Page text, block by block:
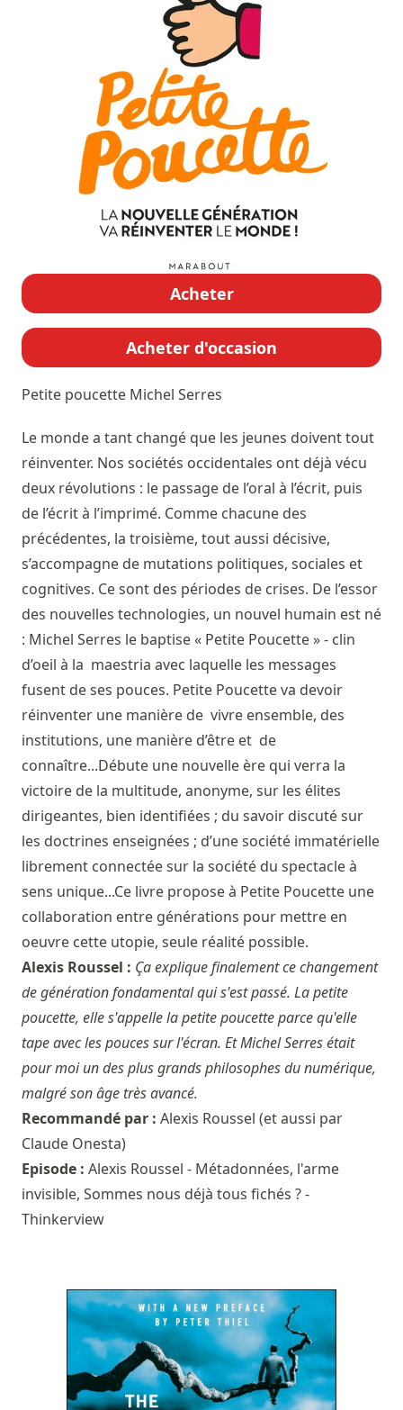
Acheter
Acheter d'occasion
Petite poucette Michel Serres
Le monde a tant changé que les jeunes doivent tout
réinventer. Nos sociétés occidentales ont déjà vécu
deux révolutions : le passage de l’oral à l’écrit, puis
de l’écrit à l’imprimé. Comme chacune des
précédentes, la troisième, tout aussi décisive,
s’accompagne de mutations politiques, sociales et
cognitives. Ce sont des périodes de crises. De l’essor
des nouvelles technologies, un nouvel humain est né
: Michel Serres le baptise « Petite Poucette » - clin
d’oeil à la maestria avec laquelle les messages
fusent de ses pouces. Petite Poucette va devoir
réinventer une manière de vivre ensemble, des
institutions, une manière d’être et de
connaître...Débute une nouvelle ère qui verra la
victoire de la multitude, anonyme, sur les élites
dirigeantes, bien identifiées ; du savoir discuté sur
les doctrines enseignées ; d’une société immatérielle
librement connectée sur la société du spectacle à
sens unique...Ce livre propose à Petite Poucette une
collaboration entre générations pour mettre en
oeuvre cette utopie, seule réalité possible.
Alexis Roussel : Ça explique finalement ce changement
de génération fondamental qui s'est passé. La petite
poucette, elle s'appelle la petite poucette parce qu'elle
tape avec les pouces sur l'écran. Et Michel Serres était
pour moi un des plus grands philosophes du numérique,
malgré son âge très avancé.
Recommandé par : Alexis Roussel (et aussi par
Claude Onesta)
Episode : Alexis Roussel - Métadonnées, l'arme
invisible, Sommes nous déjà tous fichés ? -
Thinkerview